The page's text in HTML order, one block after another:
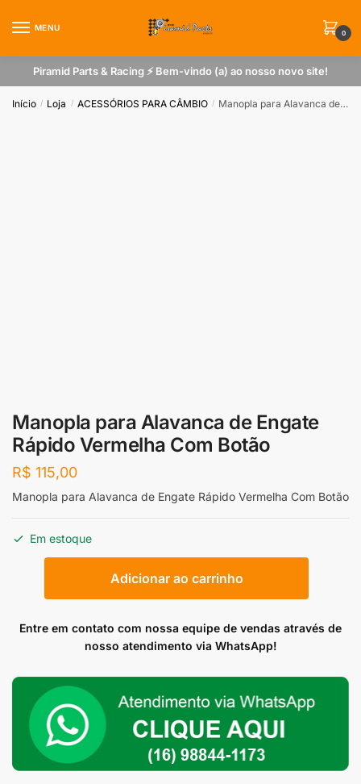
MENU
0
Piramid Parts & Racing ⚡ Bem-vindo (a) ao nosso novo site!
Início / Loja / ACESSÓRIOS PARA CÂMBIO / Manopla para Alavanca de Engate Rápido Vermelha Com Botão
Manopla para Alavanca de Engate
Rápido Vermelha Com Botão
R$ 115,00
Manopla para Alavanca de Engate Rápido Vermelha Com Botão
Em estoque
Alavanca
de
Vermelha
Com
Botão
quantidade
Adicionar ao carrinho
Entre em contato com nossa equipe de vendas através de
nosso atendimento via WhatsApp!